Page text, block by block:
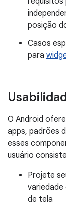
posição
Casos
para
O Android
apps, padrões
esses
usuário
Projete
de tela